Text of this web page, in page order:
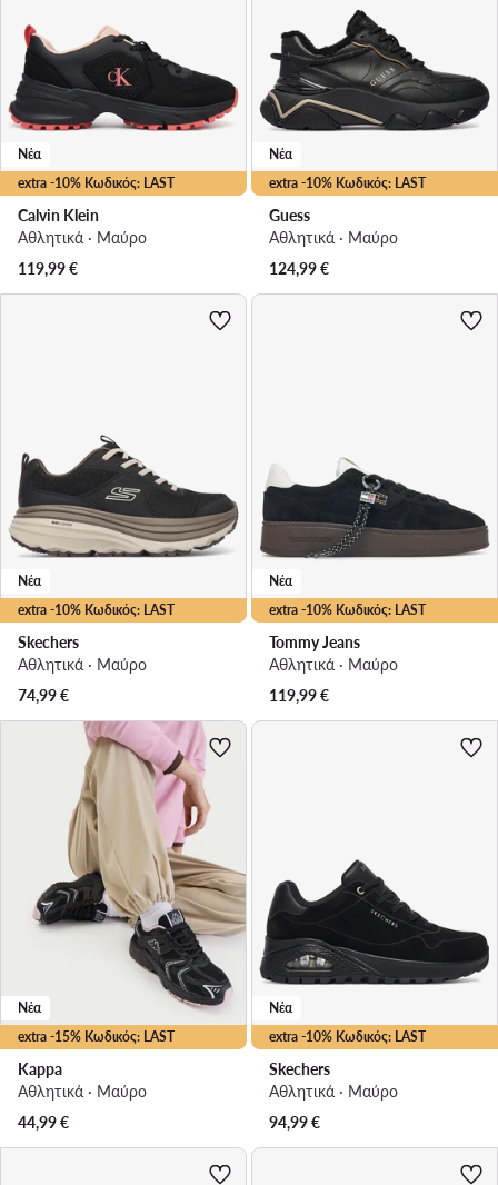
extra -10% Κωδικός: LAST
Νέα
Calvin Klein
Αθλητικά · Μαύρο
119,99€
extra -10% Κωδικός: LAST
Νέα
Guess
Αθλητικά · Μαύρο
124,99€
extra -10% Κωδικός: LAST
Νέα
Skechers
Αθλητικά · Μαύρο
74,99€
extra -10% Κωδικός: LAST
Νέα
Tommy Jeans
Αθλητικά · Μαύρο
119,99€
extra -15% Κωδικός: LAST
Νέα
Kappa
Αθλητικά · Μαύρο
44,99€
extra -10% Κωδικός: LAST
Νέα
Skechers
Αθλητικά · Μαύρο
94,99€